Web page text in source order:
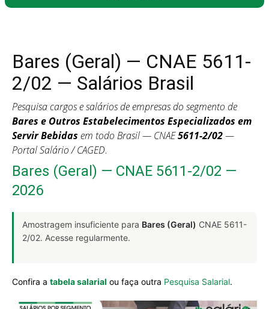
Bares (Geral) — CNAE 5611-
2/02 — Salários Brasil
Pesquisa cargos e salários de empresas do segmento de
Bares e Outros Estabelecimentos Especializados em
Servir Bebidas em todo Brasil — CNAE5611-2/02—
Portal Salário / CAGED.
Bares (Geral) — CNAE 5611-2/02 —
2026
Amostragem insuficiente para Bares (Geral) CNAE 5611-
2/02. Acesse regularmente.
Confira a tabela salarial ou faça outra Pesquisa Salarial.